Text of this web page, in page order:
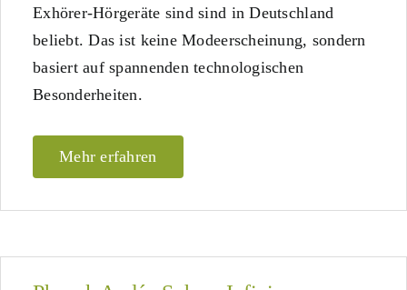
Exhörer-Hörgeräte sind sind in Deutschland
beliebt. Das ist keine Modeerscheinung, sondern
basiert auf spannenden technologischen
Besonderheiten.
Mehr erfahren